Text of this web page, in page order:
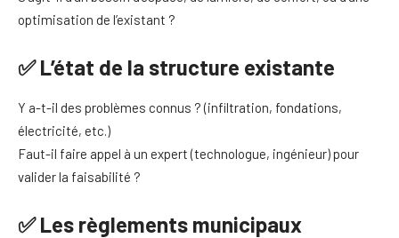
optimisation de l’existant ?
✅ L’état de la structure existante
Y a-t-il des problèmes connus ? (infiltration, fondations,
électricité, etc.)
Faut-il faire appel à un expert (technologue, ingénieur) pour
valider la faisabilité ?
✅ Les règlements municipaux